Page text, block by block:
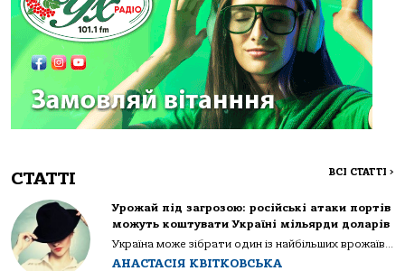
СТАТТІ ВСІ СТАТТІ >
Урожай під загрозою: російські атаки портів
можуть коштувати Україні мільярди доларів
Україна може зібрати один із найбільших врожаїв...
АНАСТАСІЯ КВІТКОВСЬКА